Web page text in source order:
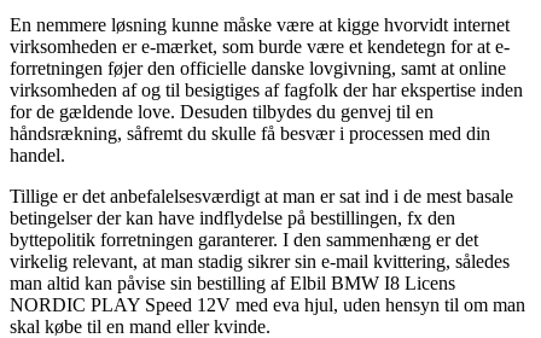
En nemmere løsning kunne måske være at kigge hvorvidt internet
virksomheden er e-mærket, som burde være et kendetegn for at e-
forretningen føjer den officielle danske lovgivning, samt at online
virksomheden af og til besigtiges af fagfolk der har ekspertise inden
for de gældende love. Desuden tilbydes du genvej til en
håndsrækning, såfremt du skulle få besvær i processen med din
handel.
Tillige er det anbefalelsesværdigt at man er sat ind i de mest basale
betingelser der kan have indflydelse på bestillingen, fx den
byttepolitik forretningen garanterer. I den sammenhæng er det
virkelig relevant, at man stadig sikrer sin e-mail kvittering, således
man altid kan påvise sin bestilling af Elbil BMW I8 Licens
NORDIC PLAY Speed 12V med eva hjul, uden hensyn til om man
skal købe til en mand eller kvinde.